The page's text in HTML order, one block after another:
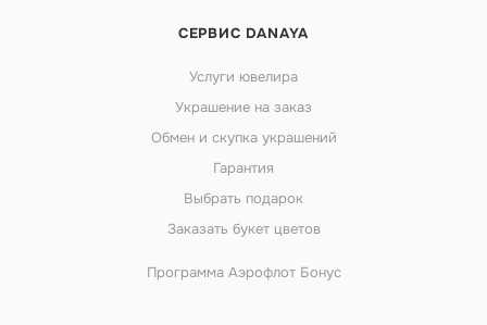
СЕРВИС DANAYA
Услуги ювелира
Украшение на заказ
Обмен и скупка украшений
Гарантия
Выбрать подарок
Заказать букет цветов
Программа Аэрофлот Бонус